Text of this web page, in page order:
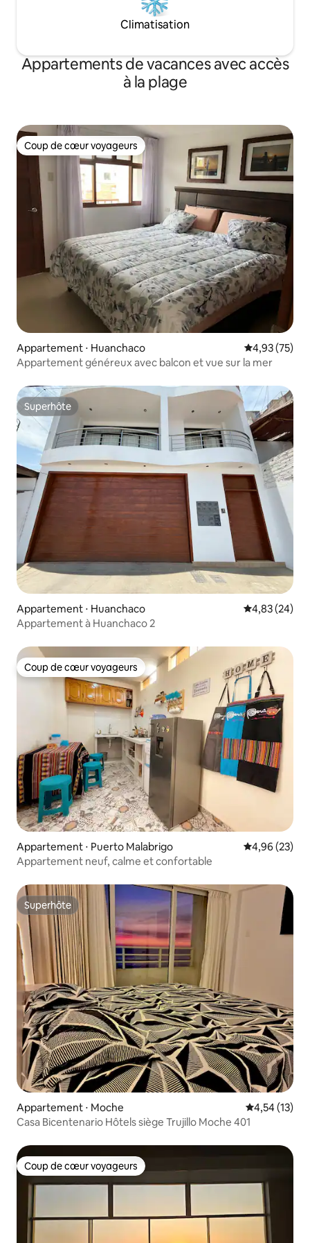
Climatisation
Appartements de vacances avec accès
à la plage
Coup de cœur voyageurs
Coup de cœur voyageurs
Appartement ⋅ Huanchaco Évaluation
4,93 (75)
Appartement généreux avec balcon et vue sur la mer
Superhôte
Superhôte
Appartement ⋅ Huanchaco Évaluation
4,83 (24)
Appartement à Huanchaco 2
Coup de cœur voyageurs
Coup de cœur voyageurs
Appartement ⋅ Puerto Malabrigo Évaluation
4,96 (23)
Appartement neuf, calme et confortable
Superhôte
Superhôte
Appartement ⋅ Moche Évaluation
4,54 (13)
Casa Bicentenario Hôtels siège Trujillo Moche 401
Coup de cœur voyageurs
Coup de cœur voyageurs